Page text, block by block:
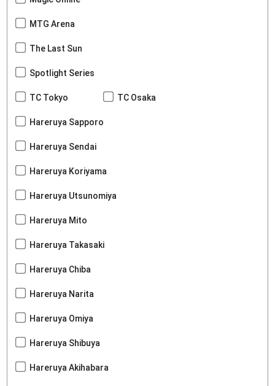
MTG Arena
The Last Sun
Spotlight Series
TC Tokyo TC Osaka
Hareruya Sapporo
Hareruya Sendai
Hareruya Koriyama
Hareruya Utsunomiya
Hareruya Mito
Hareruya Takasaki
Hareruya Chiba
Hareruya Narita
Hareruya Omiya
Hareruya Shibuya
Hareruya Akihabara